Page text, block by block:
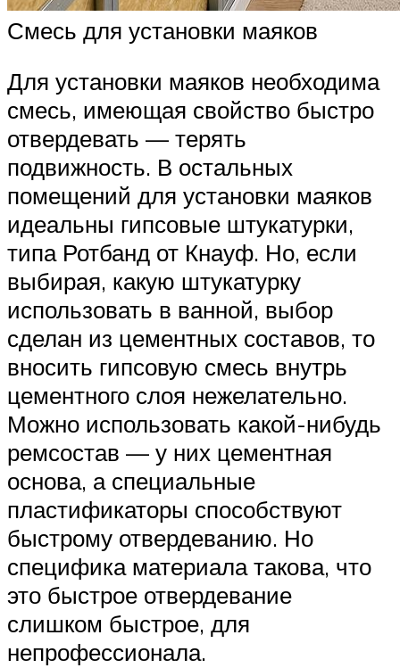
Смесь для установки маяков
Для установки маяков необходима
смесь, имеющая свойство быстро
отвердевать — терять
подвижность. В остальных
помещений для установки маяков
идеальны гипсовые штукатурки,
типа Ротбанд от Кнауф. Но, если
выбирая, какую штукатурку
использовать в ванной, выбор
сделан из цементных составов, то
вносить гипсовую смесь внутрь
цементного слоя нежелательно.
Можно использовать какой-нибудь
ремсостав — у них цементная
основа, а специальные
пластификаторы способствуют
быстрому отвердеванию. Но
специфика материала такова, что
это быстрое отвердевание
слишком быстрое, для
непрофессионала.